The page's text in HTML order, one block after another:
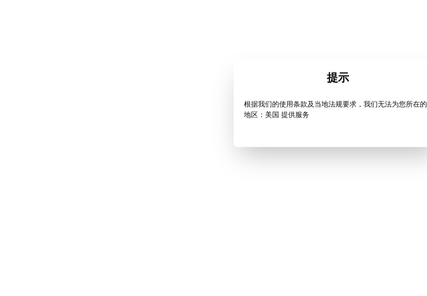
提示
根据我们的使用条款及当地法规要求，我们无法为您所在的
地区：美国 提供服务